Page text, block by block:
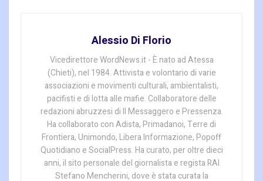
Alessio Di Florio
Vicedirettore WordNews.it - È nato ad Atessa
(Chieti), nel 1984. Attivista e volontario di varie
associazioni e movimenti culturali, ambientalisti,
pacifisti e di lotta alle mafie. Collaboratore delle
redazioni abruzzesi di Il Messaggero e Pressenza.
Ha collaborato con Adista, Primadanoi, Terre di
Frontiera, Unimondo, Libera Informazione, Popoff
Quotidiano e SocialPress. Ha curato, per oltre dieci
anni, il sito personale del giornalista e regista RAI
Stefano Mencherini, dove è stata curata la